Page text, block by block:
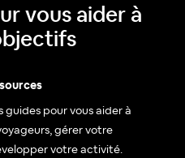
vous aider à
guides pour vous aider à
gérer votre
votre activité.